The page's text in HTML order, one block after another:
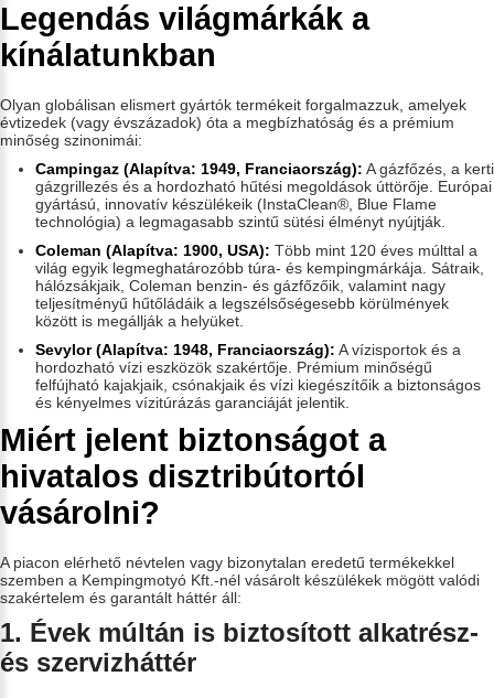
Legendás világmárkák a
kínálatunkban
Olyan globálisan elismert gyártók termékeit forgalmazzuk, amelyek
évtizedek (vagy évszázadok) óta a megbízhatóság és a prémium
minőség szinonimái:
Campingaz (Alapítva: 1949, Franciaország): A gázfőzés, a kerti
gázgrillezés és a hordozható hűtési megoldások úttörője. Európai
gyártású, innovatív készülékeik (InstaClean®, Blue Flame
technológia) a legmagasabb szintű sütési élményt nyújtják.
Coleman (Alapítva: 1900, USA): Több mint 120 éves múlttal a
világ egyik legmeghatározóbb túra- és kempingmárkája. Sátraik,
hálózsákjaik, Coleman benzin- és gázfőzőik, valamint nagy
teljesítményű hűtőládáik a legszélsőségesebb körülmények
között is megállják a helyüket.
Sevylor (Alapítva: 1948, Franciaország): A vízisportok és a
hordozható vízi eszközök szakértője. Prémium minőségű
felfújható kajakjaik, csónakjaik és vízi kiegészítőik a biztonságos
és kényelmes vízitúrázás garanciáját jelentik.
Miért jelent biztonságot a
hivatalos disztribútortól
vásárolni?
A piacon elérhető névtelen vagy bizonytalan eredetű termékekkel
szemben a Kempingmotyó Kft.-nél vásárolt készülékek mögött valódi
szakértelem és garantált háttér áll:
1. Évek múltán is biztosított alkatrész-
és szervizháttér